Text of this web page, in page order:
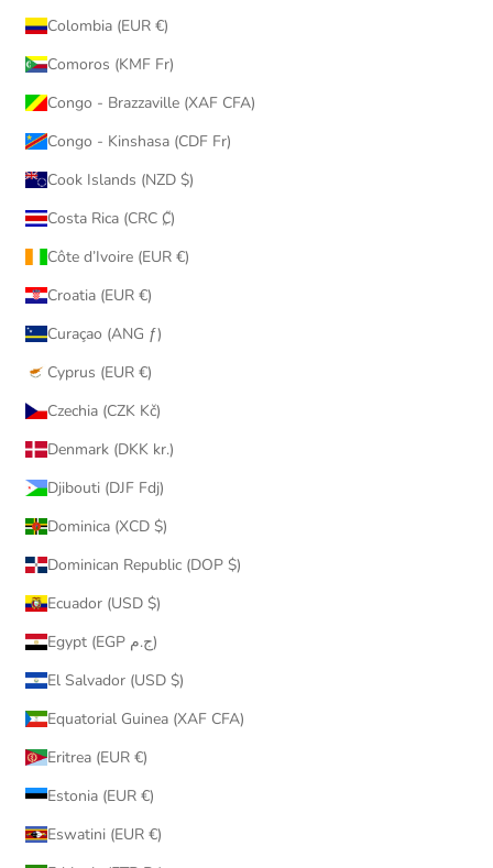
Colombia (EUR €)
Comoros (KMF Fr)
Congo - Brazzaville (XAF CFA)
Congo - Kinshasa (CDF Fr)
Cook Islands (NZD $)
Costa Rica (CRC ₡)
Côte d’Ivoire (EUR €)
Croatia (EUR €)
Curaçao (ANG ƒ)
Cyprus (EUR €)
Czechia (CZK Kč)
Denmark (DKK kr.)
Djibouti (DJF Fdj)
Dominica (XCD $)
Dominican Republic (DOP $)
Ecuador (USD $)
Egypt (EGP ج.م)
El Salvador (USD $)
Equatorial Guinea (XAF CFA)
Eritrea (EUR €)
Estonia (EUR €)
Eswatini (EUR €)